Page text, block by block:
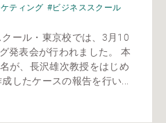
ティング #ビジネススクール
ール・東京校では、3月10
発表会が行われました。 本
が、長沢雄次教授をはじめ
したケースの報告を行い...